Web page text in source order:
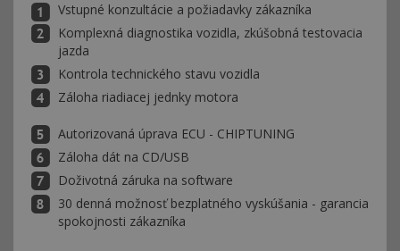
Vstupné konzultácie a požiadavky zákazníka
Komplexná diagnostika vozidla, zkúšobná testovacia
jazda
Kontrola technického stavu vozidla
Záloha riadiacej jednky motora
Autorizovaná úprava ECU - CHIPTUNING
Záloha dát na CD/USB
Doživotná záruka na software
30 denná možnosť bezplatného vyskúšania - garancia
spokojnosti zákazníka